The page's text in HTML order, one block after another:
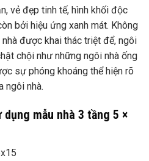
vẻ đẹp tinh tế, hình khối độc
bởi hiệu ứng xanh mát. Không
được khai thác triệt để, ngôi
chội như những ngôi nhà ống
sự phóng khoáng thể hiện rõ
ngôi nhà.
mẫu nhà 3 tầng 5 ×